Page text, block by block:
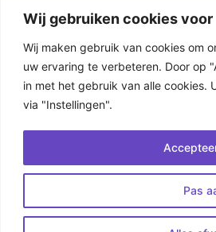
Wij gebruiken cookies
Wij maken gebruik van cookies om
uw ervaring te verbeteren. Door op
in met het gebruik van alle cookies.
via "Instellingen".
Pas